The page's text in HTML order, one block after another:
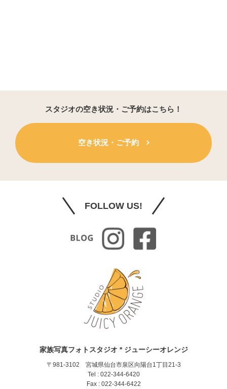
スタジオの空き状況・ご予約はこちら！
空き状況・ご予約
FOLLOW US!
家族写真フォトスタジオ * ジューシーオレンジ
〒981-3102 宮城県仙台市泉区向陽台1丁目21-3
Tel : 022-344-6420
Fax : 022-344-6422